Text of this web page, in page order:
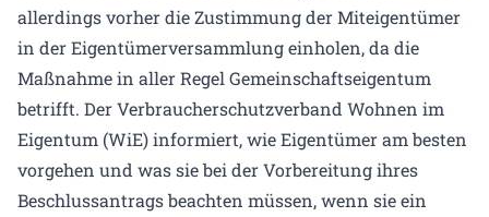
allerdings vorher die Zustimmung der Miteigentümer
in der Eigentümerversammlung einholen, da die
Maßnahme in aller Regel Gemeinschaftseigentum
betrifft. Der Verbraucherschutzverband Wohnen im
Eigentum (WiE) informiert, wie Eigentümer am besten
vorgehen und was sie bei der Vorbereitung ihres
Beschlussantrags beachten müssen, wenn sie ein